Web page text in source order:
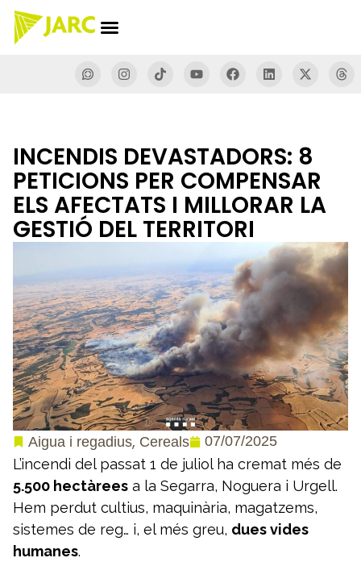
INCENDIS DEVASTADORS: 8
PETICIONS PER COMPENSAR
ELS AFECTATS I MILLORAR LA
GESTIÓ DEL TERRITORI
Aigua i regadius, Cereals 07/07/2025
L’incendi del passat 1 de juliol ha cremat més de
5.500 hectàrees a la Segarra, Noguera i Urgell.
Hem perdut cultius, maquinària, magatzems,
sistemes de reg… i, el més greu, dues vides
humanes.